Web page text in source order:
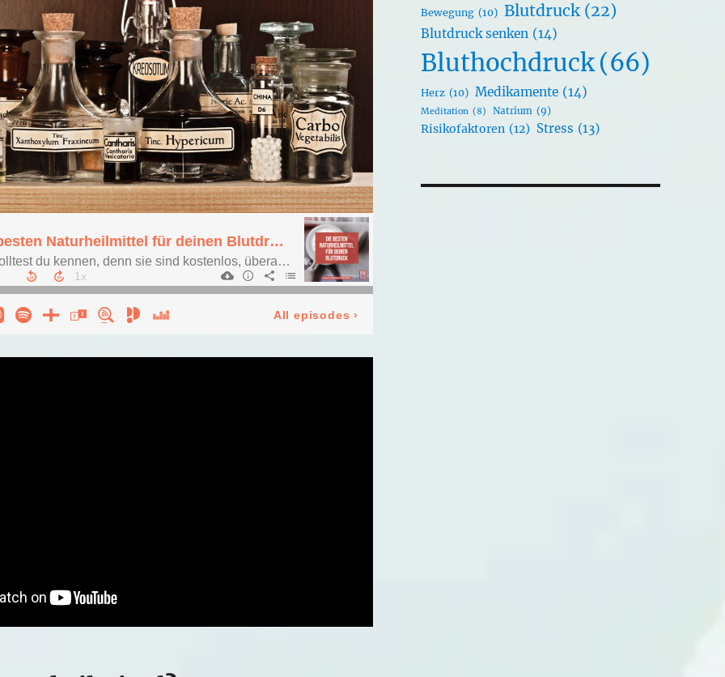
Bewegung (10) Blutdruck (22)
Blutdruck senken (14)
Bluthochdruck(66)
Herz (10) Medikamente (14)
Meditation (8) Natrium (9)
Risikofaktoren (12) Stress (13)